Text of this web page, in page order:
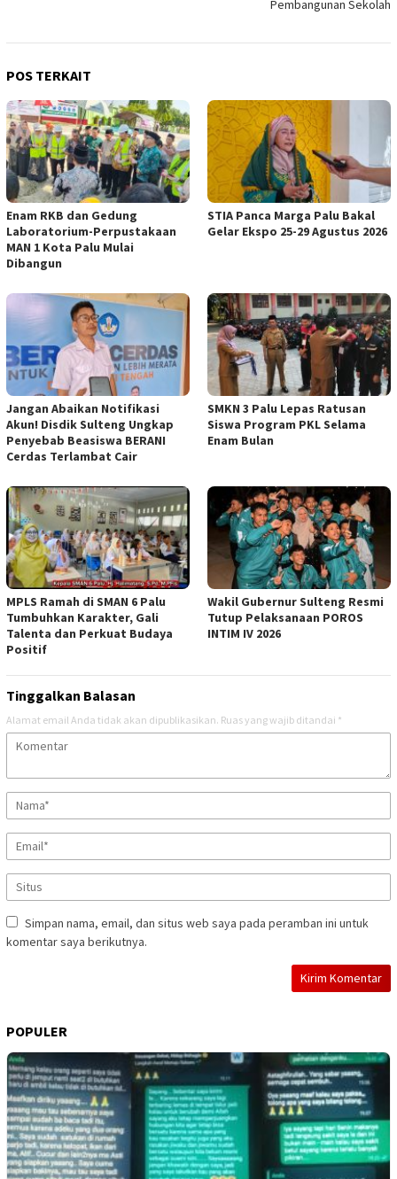
Pembangunan Sekolah
POS TERKAIT
Enam RKB dan Gedung
Laboratorium-Perpustakaan
MAN 1 Kota Palu Mulai
Dibangun
STIA Panca Marga Palu Bakal
Gelar Ekspo 25-29 Agustus 2026
Jangan Abaikan Notifikasi
Akun! Disdik Sulteng Ungkap
Penyebab Beasiswa BERANI
Cerdas Terlambat Cair
SMKN 3 Palu Lepas Ratusan
Siswa Program PKL Selama
Enam Bulan
MPLS Ramah di SMAN 6 Palu
Tumbuhkan Karakter, Gali
Talenta dan Perkuat Budaya
Positif
Wakil Gubernur Sulteng Resmi
Tutup Pelaksanaan POROS
INTIM IV 2026
Tinggalkan Balasan
Alamat email Anda tidak akan dipublikasikan. Ruas yang wajib ditandai *
Simpan nama, email, dan situs web saya pada peramban ini untuk
komentar saya berikutnya.
POPULER